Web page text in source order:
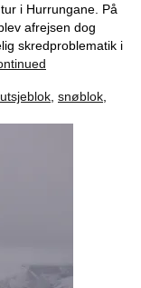
i Hurrungane. På
afrejsen dog
skredproblematik i
snøblok